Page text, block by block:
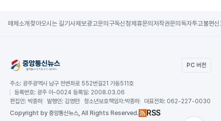
매체소개 찾아오시는 길기사제보광고문의 구독신청제휴문의 저작권문의 독자투고불편신
PC 버전
주소: 광주광역시 남구 천변좌로 552번길21 가동511호
등록번호: 광주 아-0024 등록일: 2008.03.06
편집인: 박종하 발행인: 김영란 청소년보호책임자:박종하 대표전화: 062-227-0030
Copyright by 중앙통신뉴스, All Rights Reserved. RSS